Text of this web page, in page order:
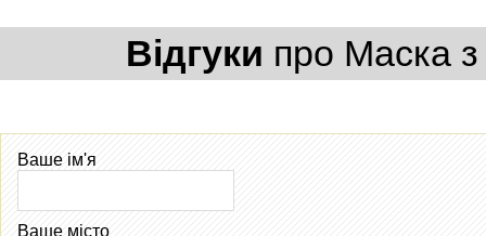
Відгуки про Маска
Ваше ім'я
Ваше місто